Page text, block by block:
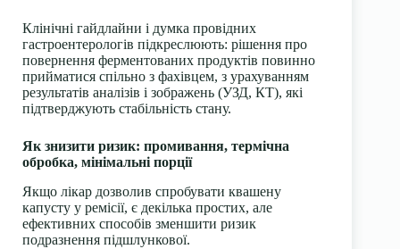
Клінічні гайдлайни і думка провідних
гастроентерологів підкреслюють: рішення про
повернення ферментованих продуктів повинно
прийматися спільно з фахівцем, з урахуванням
результатів аналізів і зображень (УЗД, КТ), які
підтверджують стабільність стану.
Як знизити ризик: промивання, термічна
обробка, мінімальні порції
Якщо лікар дозволив спробувати квашену
капусту у ремісії, є декілька простих, але
ефективних способів зменшити ризик
подразнення підшлункової.